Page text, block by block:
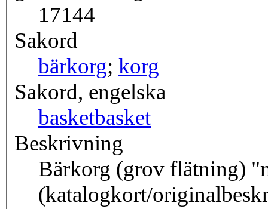
17144
Sakord
bärkorg; korg
Sakord, engelska
basketbasket
Beskrivning
Bärkorg (grov flätning)
(katalogkort/